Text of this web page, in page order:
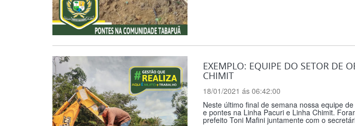
EXEMPLO: EQUIPE DO SETOR DE
CHIMIT
18/01/2021 ás 06:42:00
Neste último final de semana nossa equipe
e pontes na Linha Pacuri e Linha Chimit.
prefeito Toni Mafini juntamente com o